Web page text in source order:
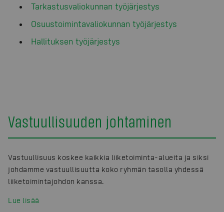
Tarkastusvaliokunnan työjärjestys
Osuustoimintavaliokunnan työjärjestys
Hallituksen työjärjestys
Vastuullisuuden johtaminen
Vastuullisuus koskee kaikkia liiketoiminta-alueita ja siksi
johdamme vastuullisuutta koko ryhmän tasolla yhdessä
liiketoimintajohdon kanssa.
Lue lisää